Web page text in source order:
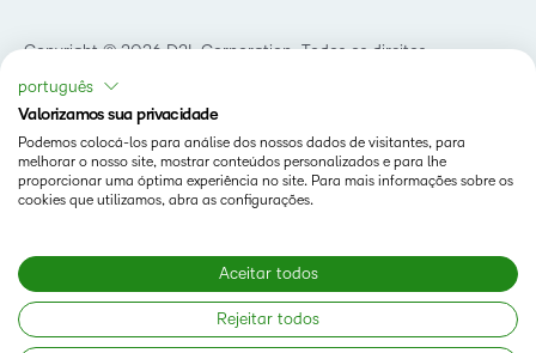
Copyright © 2026 D2L Corporation. Todos os direitos
reservados.
português
Valorizamos sua privacidade
Podemos colocá-los para análise dos nossos dados de visitantes, para
melhorar o nosso site, mostrar conteúdos personalizados e para lhe
proporcionar uma óptima experiência no site. Para mais informações sobre os
cookies que utilizamos, abra as configurações.
Aceitar todos
Rejeitar todos